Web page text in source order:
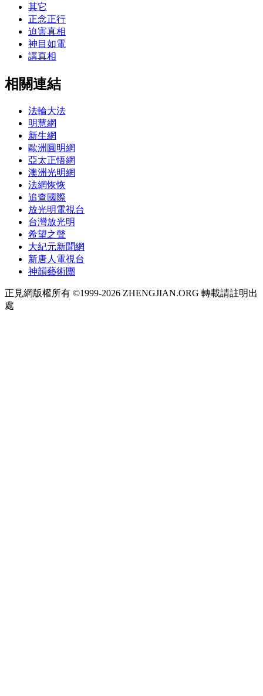
其它
正念正行
迫害真相
神目如電
講真相
相關連結
法輪大法
明慧網
新生網
歐洲圓明網
亞太正悟網
澳洲光明網
法網恢恢
追查國際
放光明電視台
台灣放光明
希望之聲
大紀元新聞網
新唐人電視台
神韻藝術團
正見網版權所有 ©1999-2026 ZHENGJIAN.ORG 轉載請註明出
處